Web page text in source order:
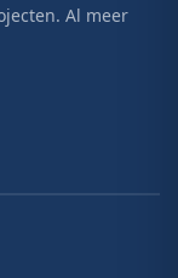
Al meer